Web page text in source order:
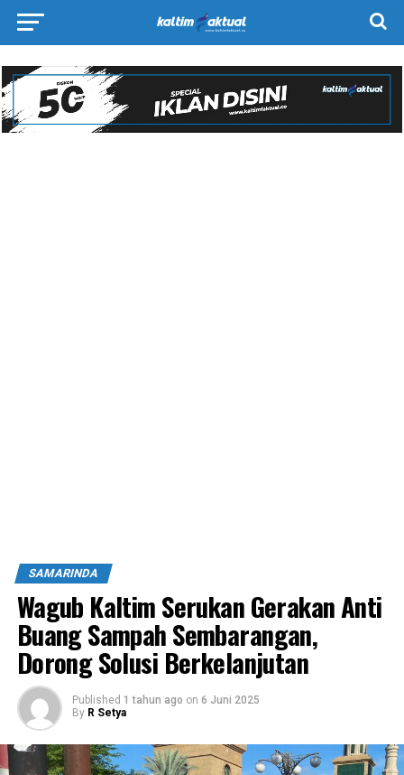
SAMARINDA
Wagub Kaltim Serukan Gerakan Anti
Buang Sampah Sembarangan,
Dorong Solusi Berkelanjutan
Published 1 tahun ago on 6 Juni 2025
By R Setya